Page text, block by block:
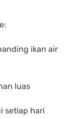
ikan air
luas
setiap hari